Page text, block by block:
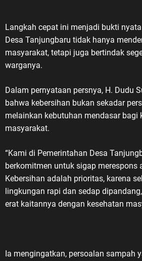
Langkah cepat ini menjadi bukti
Desa Tanjungbaru tidak hanya
masyarakat, tetapi juga bertindak
warganya.
Dalam pernyataan persnya, H. Dudu
bahwa kebersihan bukan sekadar
melainkan kebutuhan mendasar bagi
masyarakat.
“Kami di Pemerintahan Desa
berkomitmen untuk sigap merespons
Kebersihan adalah prioritas, karena
lingkungan rapi dan sedap
erat kaitannya dengan kesehatan
Ia mengingatkan, persoalan sampah